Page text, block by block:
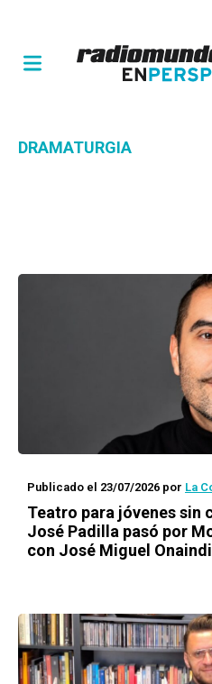
DRAMATURGIA
Publicado el 23/07/2026 por La
Teatro para jóvenes sin
José Padilla pasó por
con José Miguel